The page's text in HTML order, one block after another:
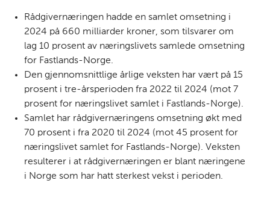
Rådgivernæringen hadde en samlet omsetning i
2024 på 660 milliarder kroner, som tilsvarer om
lag 10 prosent av næringslivets samlede omsetning
for Fastlands-Norge.
Den gjennomsnittlige årlige veksten har vært på 15
prosent i tre-årsperioden fra 2022 til 2024 (mot 7
prosent for næringslivet samlet i Fastlands-Norge).
Samlet har rådgivernæringens omsetning økt med
70 prosent i fra 2020 til 2024 (mot 45 prosent for
næringslivet samlet for Fastlands-Norge). Veksten
resulterer i at rådgivernæringen er blant næringene
i Norge som har hatt sterkest vekst i perioden.